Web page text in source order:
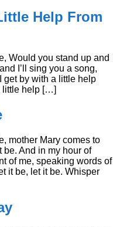
Help From
Would you stand up and
I’ll sing you a song,
get by with a little help
little help […]
mother Mary comes to
be. And in my hour of
of me, speaking words of
it be, let it be. Whisper